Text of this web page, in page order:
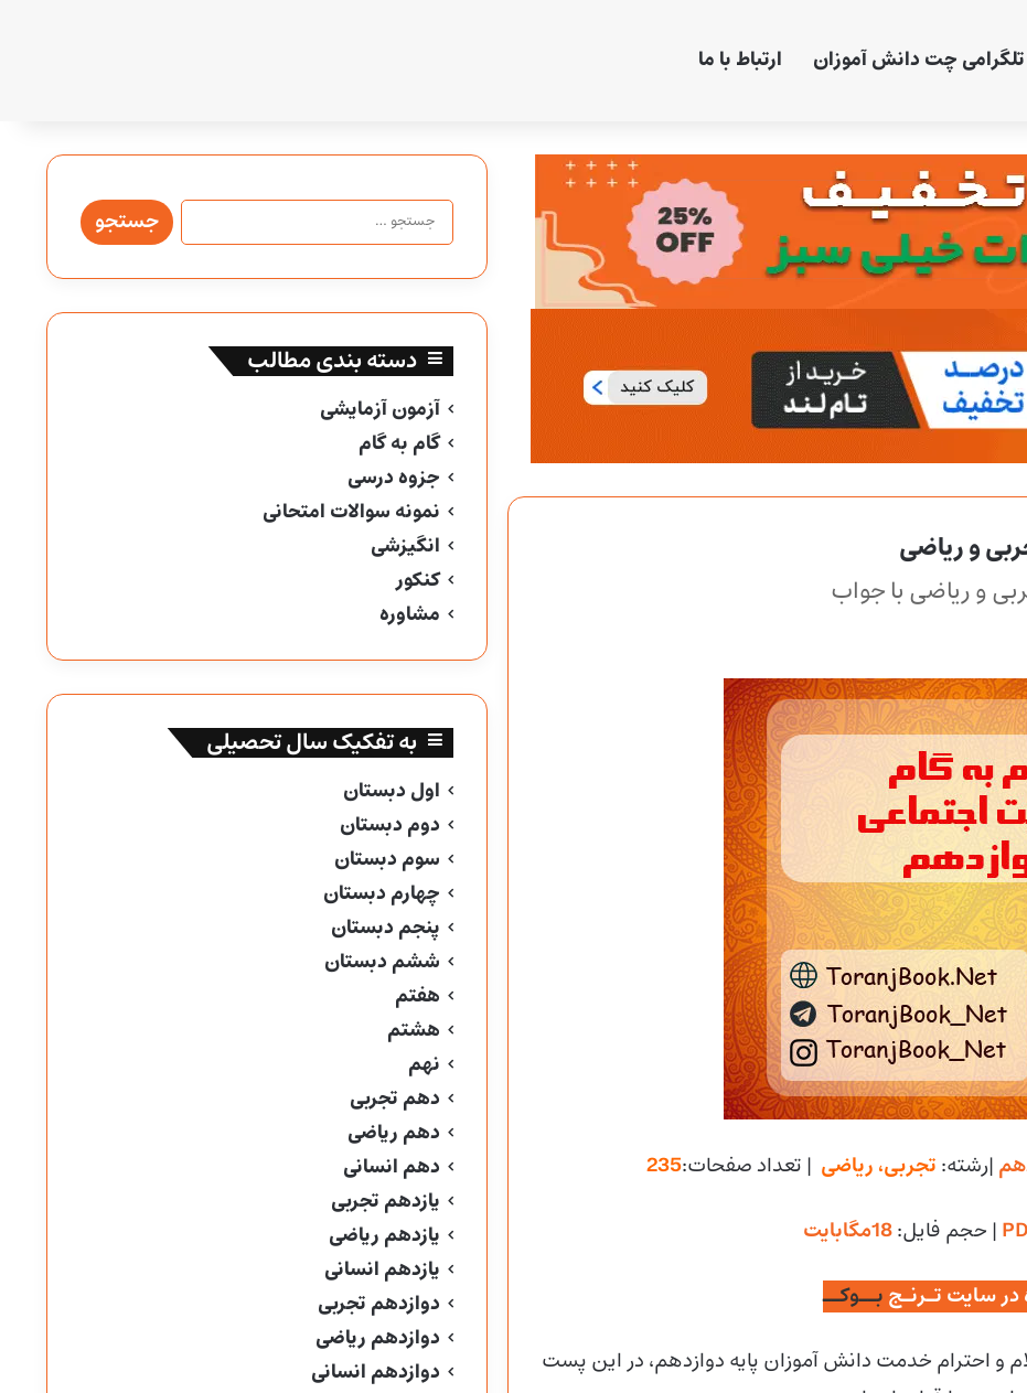
چت دانش آموزان ارتباط با ما
و ریاضی
و ریاضی با جواب
|رشته: تجربی، ریاضی | تعداد صفحات:235
| حجم فایل:
سایت تـرنـج بــوکــ
و احترام خدمت دانش آموزان پایه دوازدهم، در این پست
جستجو
برای:
دسته بندی مطالب
آزمون آزمایشی
گام به گام
جزوه درسی
نمونه سوالات امتحانی
انگیزشی
کنکور
مشاوره
به تفکیک سال تحصیلی
اول دبستان
دوم دبستان
سوم دبستان
چهارم دبستان
پنجم دبستان
ششم دبستان
هفتم
هشتم
نهم
دهم تجربی
دهم ریاضی
دهم انسانی
یازدهم تجربی
یازدهم ریاضی
یازدهم انسانی
دوازدهم تجربی
دوازدهم ریاضی
دوازدهم انسانی